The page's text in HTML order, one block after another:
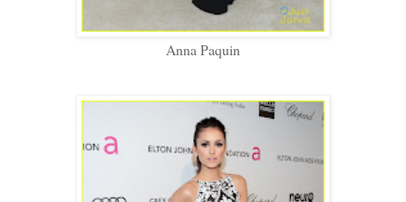
Anna Paquin